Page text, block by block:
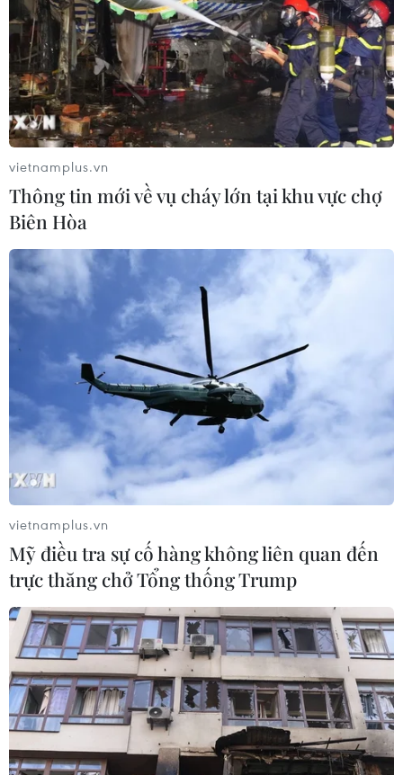
Cao tốc Bắc-Nam có thể được đưa vào
khai thác với vận tốc 90km/giờ
27/04/2023 07:34
Một loạt dự án cao tốc 4 làn xe sắp hoàn thành như
Mai Sơn-Quốc lộ 45, Dầu Giây-Phan Thiết, Phan Thiết-
Vĩnh Hảo sẽ có thể lưu thông với tốc độ tối đa
90km/giờ.
vietnamplus.vn
Thông tin mới về vụ cháy lớn tại khu vực chợ
Biên Hòa
vietnamplus.vn
Mỹ điều tra sự cố hàng không liên quan đến
trực thăng chở Tổng thống Trump